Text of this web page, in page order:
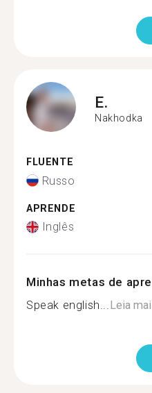
E.
Nakhodka
FLUENTE
Russo
APRENDE
Inglês
Minhas metas de
Speak english...Leia